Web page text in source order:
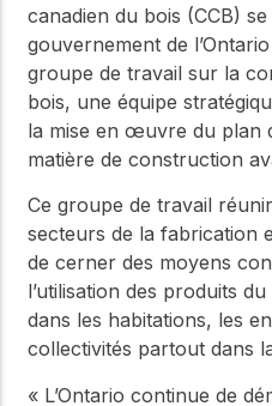
canadien du bois (CCB)
gouvernement de
groupe de travail sur la
bois, une équipe
la mise en œuvre du plan
matière de construction
Ce groupe de travail
secteurs de la fabrication
de cerner des moyens
l’utilisation des produits
dans les habitations, les
collectivités partout dans
« L’Ontario continue de